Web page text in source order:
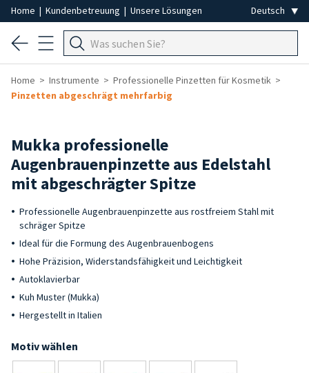
Home | Kundenbetreuung | Unsere Lösungen
Home Instrumente
Professionelle Pinzetten für Kosmetik
Pinzetten abgeschrägt mehrfarbig
Mukka professionelle
Augenbrauenpinzette aus Edelstahl
mit abgeschrägter Spitze
Professionelle Augenbrauenpinzette aus rostfreiem Stahl mit
schräger Spitze
Ideal für die Formung des Augenbrauenbogens
Hohe Präzision, Widerstandsfähigkeit und Leichtigkeit
Autoklavierbar
Kuh Muster (Mukka)
Hergestellt in Italien
Motiv wählen